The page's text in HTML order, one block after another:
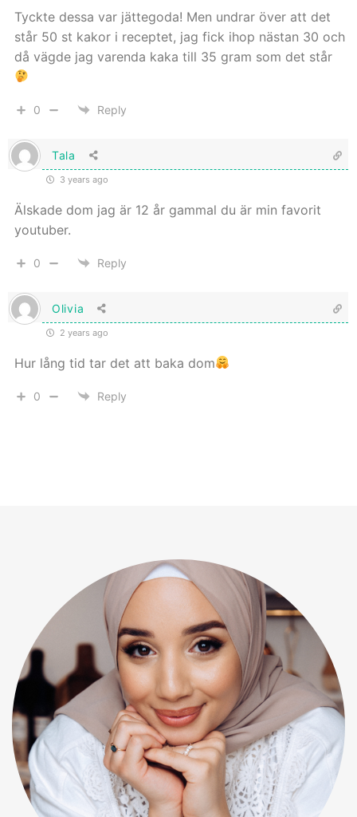
Tyckte dessa var jättegoda! Men undrar över att det
står 50 st kakor i receptet, jag fick ihop nästan 30 och
då vägde jag varenda kaka till 35 gram som det står
0 Reply
Tala
3 years ago
Älskade dom jag är 12 år gammal du är min favorit
youtuber.
0 Reply
Olivia
2 years ago
Hur lång tid tar det att baka dom
0 Reply